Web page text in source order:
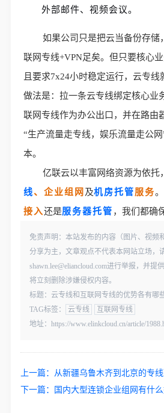
外部邮件、视频会议。
如果公司只是把云当备份存储
联网专线+VPN足矣。但只要核心
且要求7x24小时稳定运行，云专线
做法是：拉一条云专线绑定核心业
联网专线作为办公出口，并在路由
“生产流量走专线，娱乐流量走公
本。
亿联云以丰富网络资源为依托
线、企业组网 及机房托管服务
接入还是服务器托管 ，我们都确
免责声明：本站发布的内容（图片、视频
分享为主，文章观点不代表本网站立场，
shawn.lee@eliancloud.com进行举报，并提
将立刻删除涉嫌侵权内容。
标题：云专线和互联网专线的优势各有哪
TAG标签：
云专线
互联网专线
地址：https://www.elinkcloud.cn/article/
上一篇： 从新疆乌鲁木齐到北京的专线
下一篇：
国内大型连锁企业组网有什